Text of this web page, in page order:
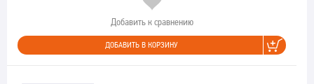
Добавить к сравнению
ДОБАВИТЬ В КОРЗИНУ